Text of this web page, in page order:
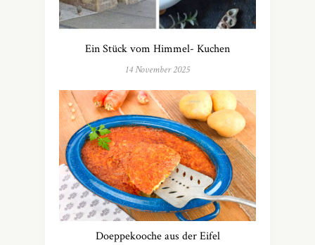
Ein Stück vom Himmel- Kuchen
14 November 2025
Doeppekooche aus der Eifel